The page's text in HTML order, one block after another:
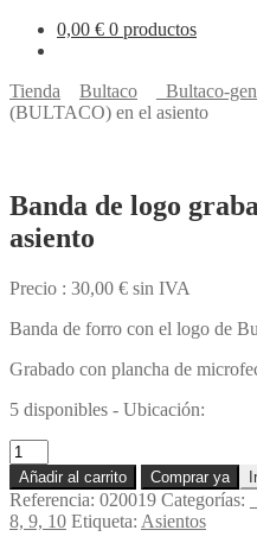
0,00 € 0 productos
Tienda Bultaco _Bultaco-
(BULTACO) en el asiento
Banda de logo
asiento
Precio : 30,00 € sin IVA
Banda de forro con el logo de
Grabado con plancha de
5 disponibles - Ubicación:
Banda
de
logo
grabado
(BULTACO)
Añadir al carrito Comprar ya
Referencia: 020019 Categorías:
8, 9, 10 Etiqueta: Asientos